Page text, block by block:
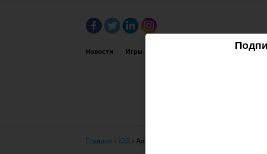
Новости Игры
Главная › iOS › Apple выпустила вторую бету iOS 8.1